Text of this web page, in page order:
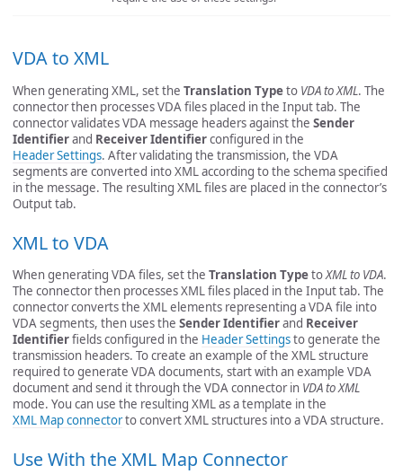
VDA to XML
When generating XML, set the Translation Typeto VDA to XML. The
connector then processes VDA files placed in the Input tab. The
connector validates VDA message headers against the Sender
Identifierand Receiver Identifierconfigured in the
Header Settings. After validating the transmission, the VDA
segments are converted into XML according to the schema specified
in the message. The resulting XML files are placed in the connector’s
Output tab.
XML to VDA
When generating VDA files, set the Translation TypetoXML to VDA.
The connector then processes XML files placed in the Input tab. The
connector converts the XML elements representing a VDA file into
VDA segments, then uses the Sender Identifierand Receiver
Identifierfields configured in the Header Settingsto generate the
transmission headers. To create an example of the XML structure
required to generate VDA documents, start with an example VDA
document and send it through the VDA connector in VDA to XML
mode. You can use the resulting XML as a template in the
XML Map connectorto convert XML structures into a VDA structure.
Use With the XML Map Connector